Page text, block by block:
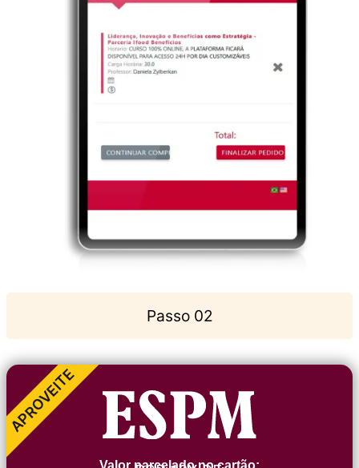
Passo 02
Valor parcelado no cartão:
APROVEITE